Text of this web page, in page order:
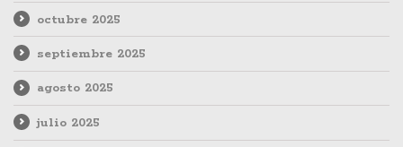
octubre 2025
septiembre 2025
agosto 2025
julio 2025